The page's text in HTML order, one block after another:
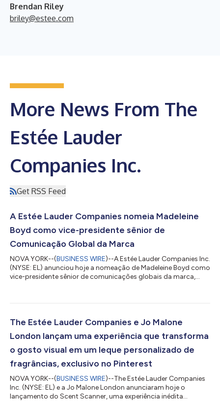
Brendan Riley
briley@estee.com
More News From The
Estée Lauder
Companies Inc.
Get RSS Feed
A Estée Lauder Companies nomeia Madeleine
Boyd como vice-presidente sênior de
Comunicação Global da Marca
NOVA YORK--(BUSINESS WIRE)--A Estée Lauder Companies Inc.
(NYSE: EL) anunciou hoje a nomeação de Madeleine Boyd como
vice-presidente sênior de comunicações globais da marca,
suas marcas com os consumidores, a Sra. Boyd estabelecerá e
integrada. Nessa função, ela garantirá que o portfólio
diversificado da empresa esteja...
The Estée Lauder Companies e Jo Malone
London lançam uma experiência que transforma
o gosto visual em um leque personalizado de
fragrâncias, exclusivo no Pinterest
NOVA YORK--(BUSINESS WIRE)--The Estée Lauder Companies
Inc. (NYSE: EL) e a Jo Malone London anunciaram hoje o
lançamento do Scent Scanner, uma experiência inédita